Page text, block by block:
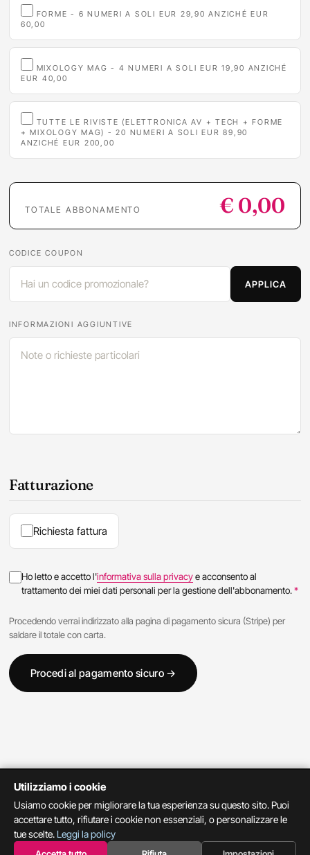
FORME - 6 NUMERI A SOLI EUR 29,90 ANZICHÉ EUR
60,00
MIXOLOGY MAG - 4 NUMERI A SOLI EUR 19,90 ANZICHÉ
EUR 40,00
TUTTE LE RIVISTE (ELETTRONICA AV + TECH + FORME
+ MIXOLOGY MAG) - 20 NUMERI A SOLI EUR 89,90
ANZICHÉ EUR 200,00
TOTALE ABBONAMENTO € 0,00
CODICE COUPON
APPLICA
INFORMAZIONI AGGIUNTIVE
Fatturazione
Richiesta fattura
Ho letto e accetto l'informativa sulla privacye acconsento al
trattamento dei miei dati personali per la gestione dell'abbonamento.*
Procedendo verrai indirizzato alla pagina di pagamento sicura (Stripe) per
saldare il totale con carta.
Procedi al pagamento sicuro →
FW Communication
divisione di Fritz Walter srl · www.fwcommunication.it
© 2026 Fritz Walter srl · Tutti i diritti riservati Privacy
Utilizziamo i cookie
Usiamo cookie per migliorare la tua esperienza su questo sito. Puoi
accettare tutto, rifiutare i cookie non essenziali, o personalizzare le
tue scelte. Leggi la policy